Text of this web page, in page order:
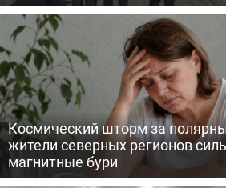
Космический шторм за
жители северных регионов
магнитные бури